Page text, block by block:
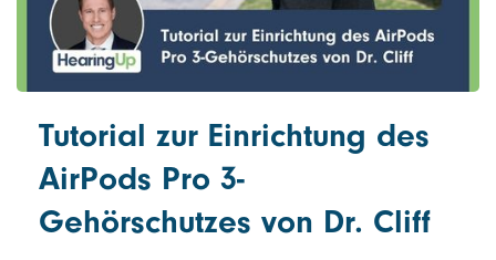
Tutorial zur Einrichtung des
AirPods Pro 3-
Gehörschutzes von Dr. Cliff